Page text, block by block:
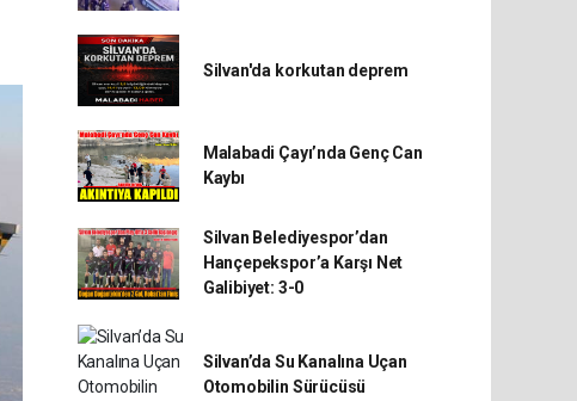
Silvan'da korkutan deprem
Malabadi Çayı’nda Genç Can
Kaybı
Silvan Belediyespor’dan
Hançepekspor’a Karşı Net
Galibiyet: 3-0
Silvan’da Su Kanalına Uçan
Otomobilin Sürücüsü